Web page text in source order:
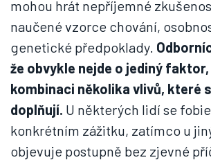
mohou hrát nepříjemné
naučené vzorce chování,
genetické předpoklady.
že obvykle nejde o jediný faktor,
kombinaci několika vlivů, které
doplňují. U některých lidí se
konkrétním zážitku, zatímco u
objevuje postupně bez zjevné